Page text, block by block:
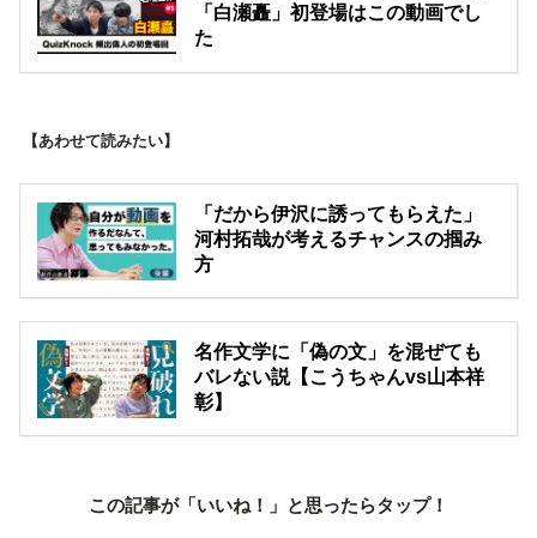
「白瀬矗」初登場はこの動画でし
た
【あわせて読みたい】
「だから伊沢に誘ってもらえた」
河村拓哉が考えるチャンスの掴み
方
名作文学に「偽の文」を混ぜても
バレない説【こうちゃんvs山本祥
彰】
この記事が「いいね！」と思ったらタップ！